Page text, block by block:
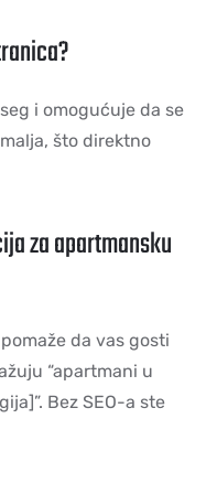
i omogućuje da se
što direktno
za apartmansku
pomaže da vas gosti
“apartmani u
Bez SEO-a ste